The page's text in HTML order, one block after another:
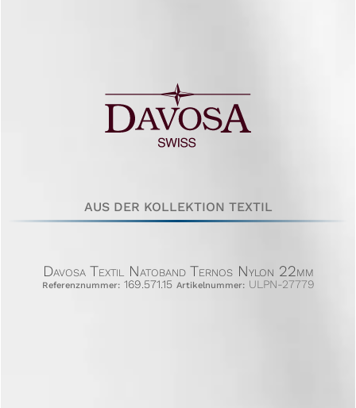
AUS DER KOLLEKTION TEXTIL
Davosa Textil Natoband Ternos Nylon 22mm
Referenznummer: 169.571.15 Artikelnummer:ULPN-27779